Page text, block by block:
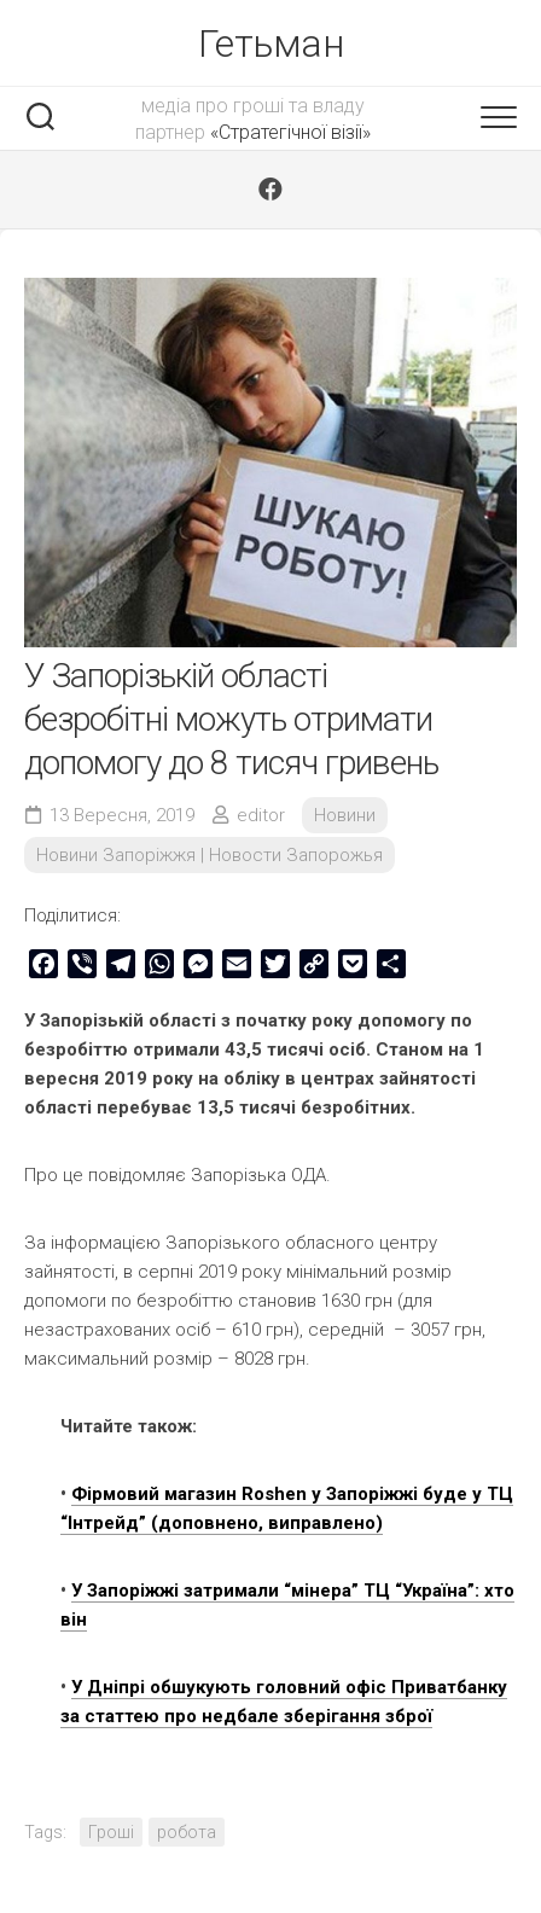
Гетьман
медіа про гроші та владу
партнер «Стратегічної візії»
У Запорізькій області
безробітні можуть отримати
допомогу до 8 тисяч гривень
13 Вересня, 2019 editor
Новини
Новини Запоріжжя | Новости Запорожья
Поділитися:
Facebook
Viber TelegramWhatsAppMessenger
Email TwitterCopy
Pocket
У Запорізькій області з початку року допомогу по
безробіттю отримали 43,5 тисячі осіб. Станом на 1
вересня 2019 року на обліку в центрах зайнятості
області перебуває 13,5 тисячі безробітних.
Про це повідомляє Запорізька ОДА.
За інформацією Запорізького обласного центру
зайнятості, в серпні 2019 року мінімальний розмір
допомоги по безробіттю становив 1630 грн (для
незастрахованих осіб – 610 грн), середній – 3057 грн,
максимальний розмір – 8028 грн.
Читайте також:
• Фірмовий магазин Roshen у Запоріжжі буде у ТЦ
“Інтрейд” (доповнено, виправлено)
• У Запоріжжі затримали “мінера” ТЦ “Україна”: хто
він
• У Дніпрі обшукують головний офіс Приватбанку
за статтею про недбале зберігання зброї
Tags: Гроші робота